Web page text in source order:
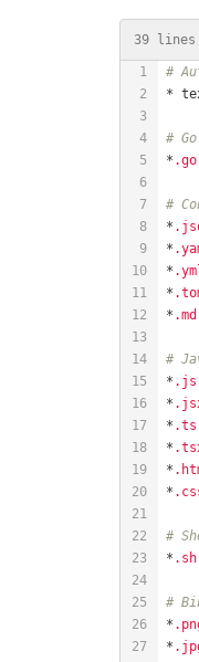
39 lines
#
#
* .go
#
*
*
*
*
* .md
#
* .js
*
* .ts
*
*
*
#
* .sh
#
*
*